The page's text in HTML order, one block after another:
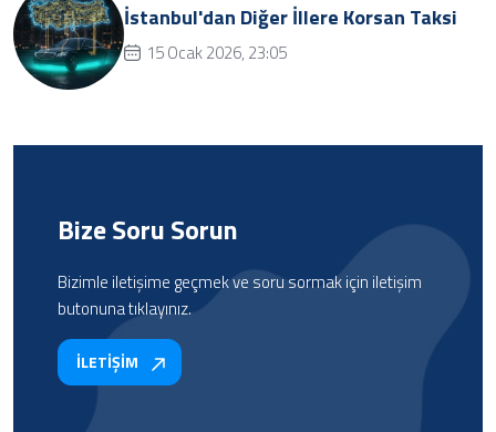
İstanbul'dan Diğer İllere Korsan Taksi
15 Ocak 2026, 23:05
Bize Soru Sorun
Bizimle iletişime geçmek ve soru sormak için iletişim
butonuna tıklayınız.
İLETİŞİM